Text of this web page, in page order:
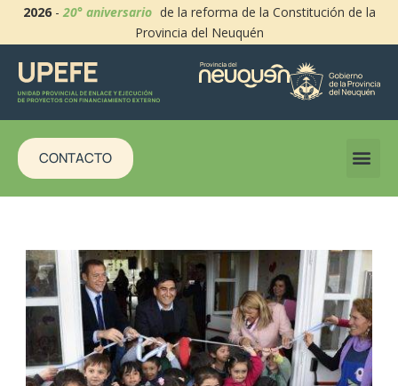
2026-20° aniversario de la reforma de la Constitución de la
Provincia del Neuquén
CONTACTO